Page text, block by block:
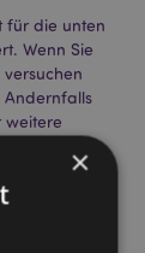
für die unten
Wenn Sie
Andernfalls
weitere
Algerien,
Belgien,
×